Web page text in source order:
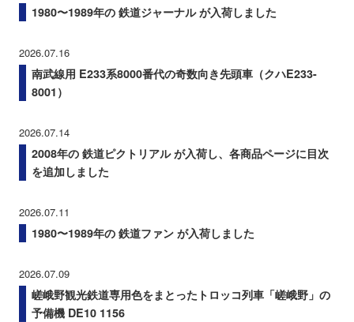
1980〜1989年の 鉄道ジャーナル が入荷しました
2026.07.16
南武線用 E233系8000番代の奇数向き先頭車（クハE233-
8001）
2026.07.14
2008年の 鉄道ピクトリアル が入荷し、各商品ページに目次
を追加しました
2026.07.11
1980〜1989年の 鉄道ファン が入荷しました
2026.07.09
嵯峨野観光鉄道専用色をまとったトロッコ列車「嵯峨野」の
予備機 DE10 1156